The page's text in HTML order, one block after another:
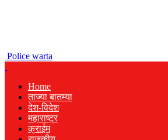
Police warta
Home
ताज्या बातम्या
देश-विदेश
महाराष्ट्र
क्राईम